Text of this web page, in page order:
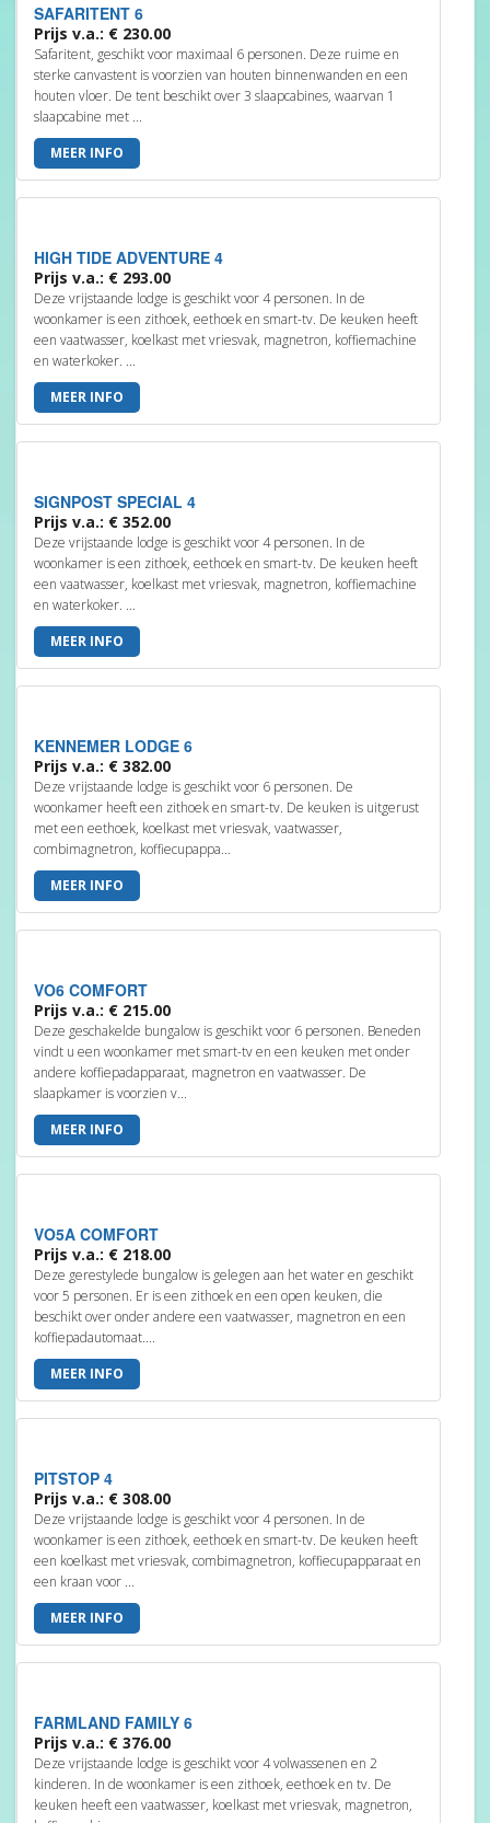
SAFARITENT 6
Prijs v.a.: € 230.00
Safaritent, geschikt voor maximaal 6 personen. Deze ruime en
sterke canvastent is voorzien van houten binnenwanden en een
houten vloer. De tent beschikt over 3 slaapcabines, waarvan 1
slaapcabine met ...
MEER INFO
HIGH TIDE ADVENTURE 4
Prijs v.a.: € 293.00
Deze vrijstaande lodge is geschikt voor 4 personen. In de
woonkamer is een zithoek, eethoek en smart-tv. De keuken heeft
een vaatwasser, koelkast met vriesvak, magnetron, koffiemachine
en waterkoker. ...
MEER INFO
SIGNPOST SPECIAL 4
Prijs v.a.: € 352.00
Deze vrijstaande lodge is geschikt voor 4 personen. In de
woonkamer is een zithoek, eethoek en smart-tv. De keuken heeft
een vaatwasser, koelkast met vriesvak, magnetron, koffiemachine
en waterkoker. ...
MEER INFO
KENNEMER LODGE 6
Prijs v.a.: € 382.00
Deze vrijstaande lodge is geschikt voor 6 personen. De
woonkamer heeft een zithoek en smart-tv. De keuken is uitgerust
met een eethoek, koelkast met vriesvak, vaatwasser,
combimagnetron, koffiecupappa...
MEER INFO
VO6 COMFORT
Prijs v.a.: € 215.00
Deze geschakelde bungalow is geschikt voor 6 personen. Beneden
vindt u een woonkamer met smart-tv en een keuken met onder
andere koffiepadapparaat, magnetron en vaatwasser. De
slaapkamer is voorzien v...
MEER INFO
VO5A COMFORT
Prijs v.a.: € 218.00
Deze gerestylede bungalow is gelegen aan het water en geschikt
voor 5 personen. Er is een zithoek en een open keuken, die
beschikt over onder andere een vaatwasser, magnetron en een
koffiepadautomaat....
MEER INFO
PITSTOP 4
Prijs v.a.: € 308.00
Deze vrijstaande lodge is geschikt voor 4 personen. In de
woonkamer is een zithoek, eethoek en smart-tv. De keuken heeft
een koelkast met vriesvak, combimagnetron, koffiecupapparaat en
een kraan voor ...
MEER INFO
FARMLAND FAMILY 6
Prijs v.a.: € 376.00
Deze vrijstaande lodge is geschikt voor 4 volwassenen en 2
kinderen. In de woonkamer is een zithoek, eethoek en tv. De
keuken heeft een vaatwasser, koelkast met vriesvak, magnetron,